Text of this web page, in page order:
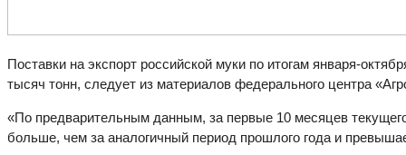
Поставки на экспорт российской муки по итогам января-
тысяч тонн, следует из материалов федерального центра
«По предварительным данным, за первые 10 месяцев
больше, чем за аналогичный период прошлого года и